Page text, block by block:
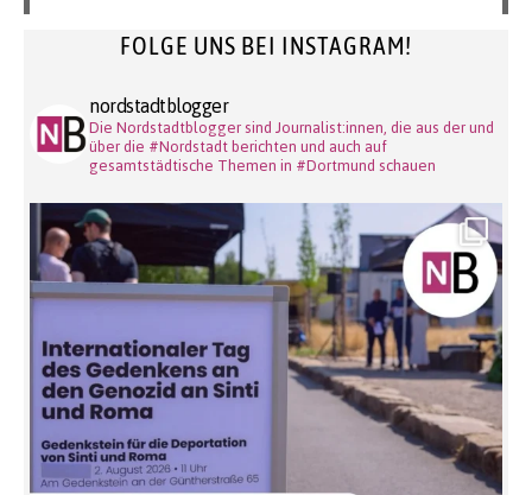
FOLGE UNS BEI INSTAGRAM!
nordstadtblogger
Die Nordstadtblogger sind Journalist:innen, die aus der und
über die #Nordstadt berichten und auch auf
gesamtstädtische Themen in #Dortmund schauen